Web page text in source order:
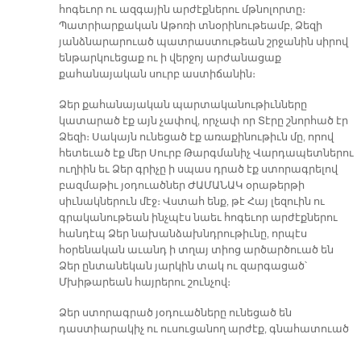
հոգեւոր ու ազգային արժէքներու մթնոլորտը։
Պատրիարքական Աթոռի տնօրինութեամբ, Ձեզի
յանձնարարուած պատրաստութեան շրջանին սիրով
ենթարկուեցաք ու ի վերջոյ արժանացաք
քահանայական սուրբ աստիճանին։
Ձեր քահանայական պարտականութիւնները
կատարած էք այն չափով, որչափ որ Տէրը շնորհած էր
Ձեզի։ Սակայն ունեցած էք առաքինութիւն մը, որով
հետեւած էք մեր Սուրբ Թարգմանիչ Վարդապետներու
ուղիին եւ Ձեր գրիչը ի սպաս դրած էք ստորագրելով
բազմաթիւ յօդուածներ ԺԱՄԱՆԱԿ օրաթերթի
սիւնակներուն մէջ։ Վստահ ենք, թէ Հայ լեզուին ու
գրականութեան ինչպէս նաեւ հոգեւոր արժէքներու
հանդէպ Ձեր նախանձախնդրութիւնը, որպէս
հօրենական աւանդ ի տղայ տիոց արծարծուած են
Ձեր ընտանեկան յարկին տակ ու զարգացած՝
Մխիթարեան հայրերու շունչով։
Ձեր ստորագրած յօդուածները ունեցած են
դաստիարակիչ ու ուսուցանող արժէք, գնահատուած